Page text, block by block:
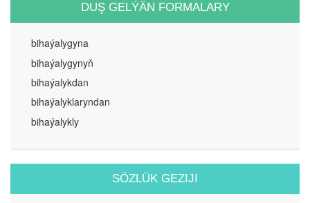
DUŞ GELÝÄN FORMALARY
bihaýalygyna
bihaýalygynyň
bihaýalykdan
bihaýalyklaryndan
bihaýalykly
SÖZLÜK GEZIJI